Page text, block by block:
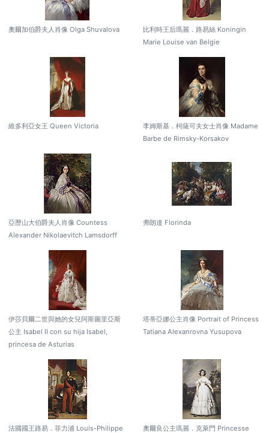
奧爾加伯爵夫人肖像 Olga Shuvalova
比利時王后瑪麗．路易絲 Koningin
Marie Louise van Belgie
維多利亞女王 Queen Victoria
李姆斯基．柯薩可夫女士肖像 Madame
Barbe de Rimsky-Korsakov
亞歷山大伯爵夫人肖像 Countess
Alexander Nikolaevitch Lamsdorff
弗朗達 Florinda
伊莎貝爾二世與她的女兒阿斯圖里亞斯
公主 Isabel II con su hija Isabel,
princesa de Asturias
塔蒂亞娜公主肖像 Portrait of Princess
Tatiana Alexanrovna Yusupova
法國國王路易．菲力浦 Louis-Philippe
奧爾良公主瑪麗．克萊門 Princesse